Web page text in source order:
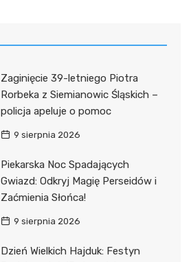
Zaginięcie 39-letniego Piotra
Rorbeka z Siemianowic Śląskich –
policja apeluje o pomoc
9 sierpnia 2026
Piekarska Noc Spadających
Gwiazd: Odkryj Magię Perseidów i
Zaćmienia Słońca!
9 sierpnia 2026
Dzień Wielkich Hajduk: Festyn